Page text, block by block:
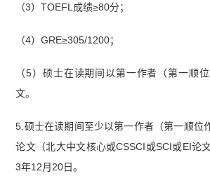
（3）TOEFL成绩≥80分；
（4）GRE≥305/1200；
（5）硕士在读期间以第一作者（第一顺
文。
5.硕士在读期间至少以第一作者（第一顺位
论文（北大中文核心或CSSCI或SCI或EI论
3年12月20日。